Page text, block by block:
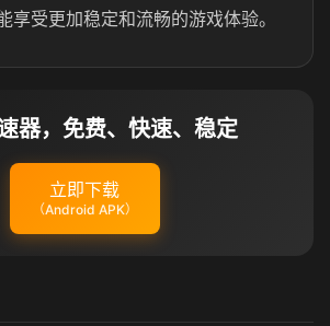
享受更加稳定和流畅的游戏体验。
器，免费、快速、稳定
立即下载
（Android APK）